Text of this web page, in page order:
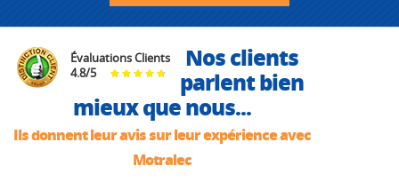
Évaluations Clients
4.8/5
Nos clients
parlent bien
mieux que nous...
Ils donnent leur avis sur leur expérience avec
Motralec